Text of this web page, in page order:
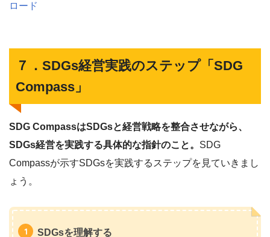
ロード
７．SDGs経営実践のステップ「SDG
Compass」
SDG CompassはSDGsと経営戦略を整合させながら、
SDGs経営を実践する具体的な指針のこと。 SDG
Compassが示すSDGsを実践するステップを見ていきまし
ょう。
SDGsを理解する